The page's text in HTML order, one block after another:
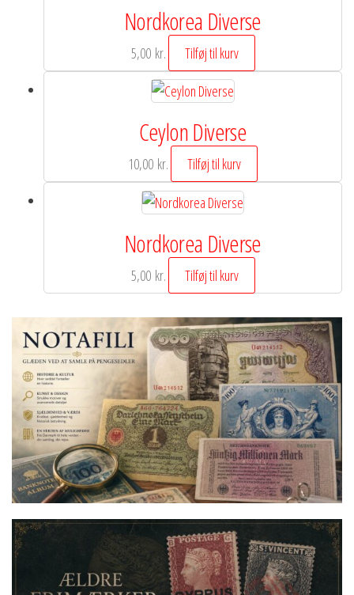
Nordkorea Diverse
5,00 kr. Tilføj til kurv
Ceylon Diverse
10,00 kr. Tilføj til kurv
Nordkorea Diverse
5,00 kr. Tilføj til kurv